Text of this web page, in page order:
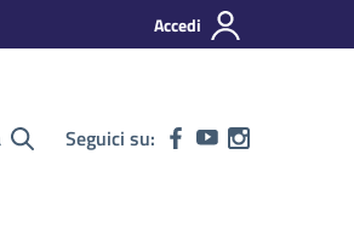
Accedi
Seguici su: